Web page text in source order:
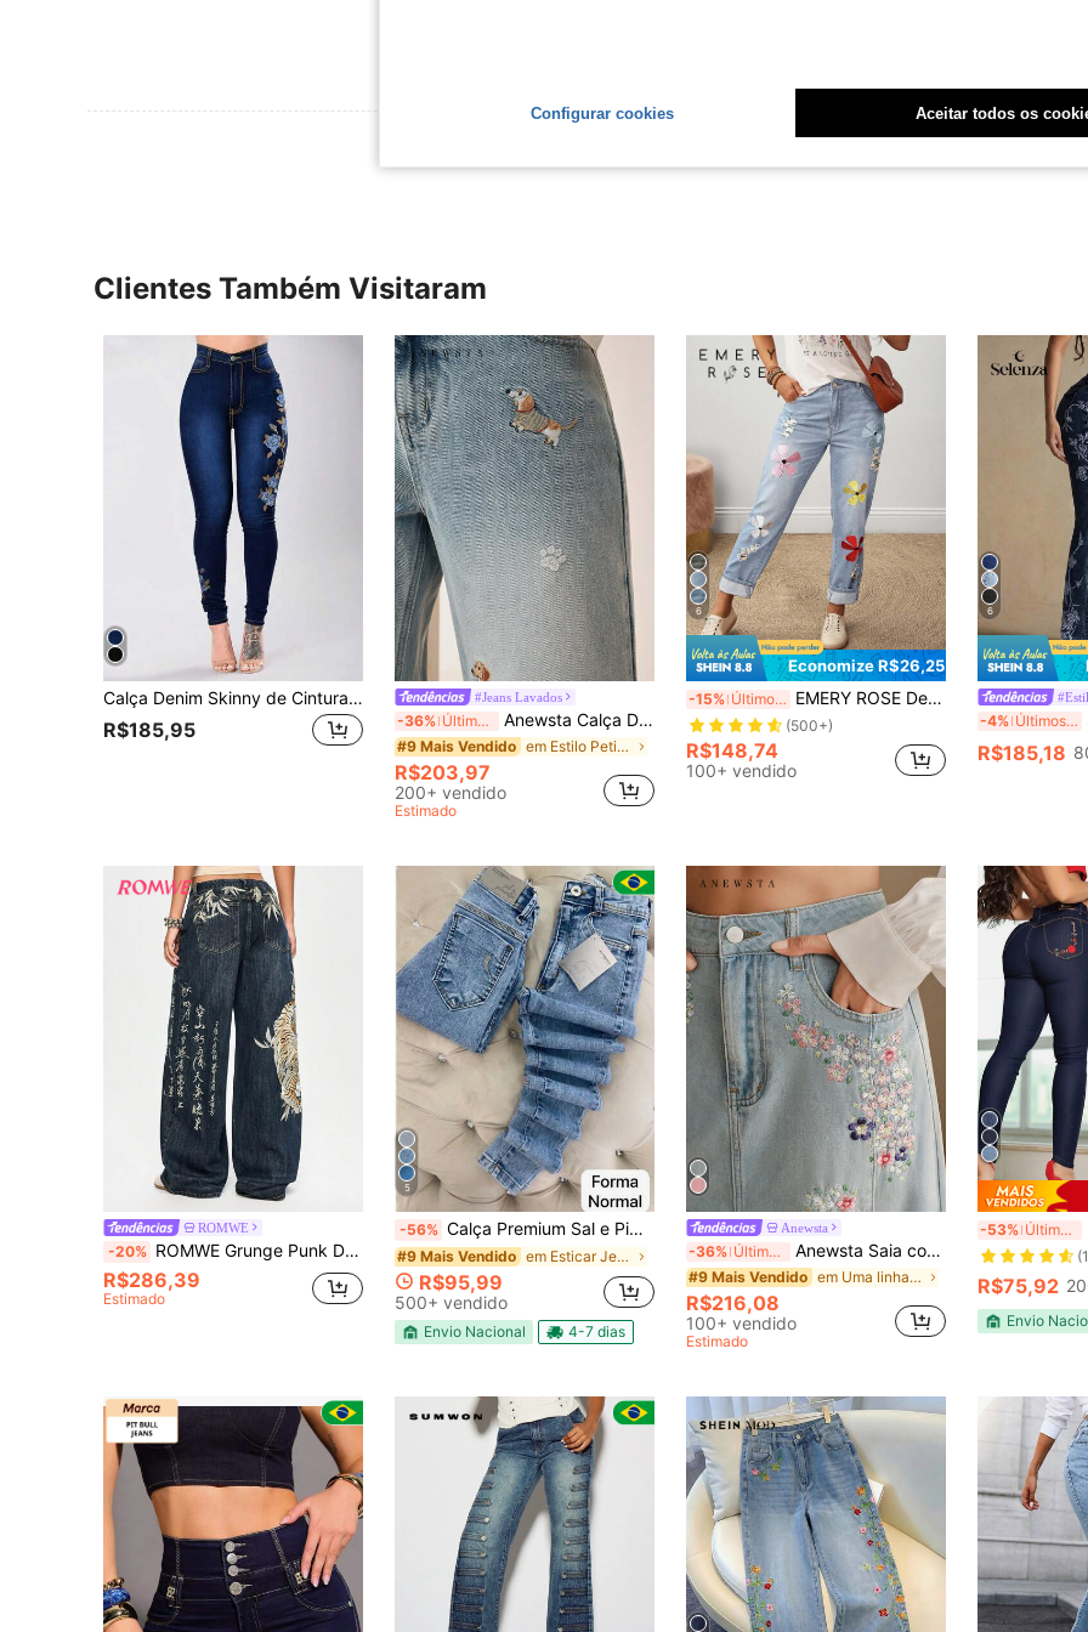
Clientes Também Visitaram
Calça Denim Skinny de Cintura Alta com Botões Bordados para Mulheres - Ajuste Slim Elegante, Adequada para Uso Diário - Roupas Casuais de Primavera/Verão para Mulheres
R$185,95
#Jeans Lavados
-36% Últimos 3 dias Anewsta Calça Denim Bordada Azul Desbotada para Cães Pequenos
#9 Mais Vendido em Estilo Petite Jeans Feminino
R$203,97
200+ vendido
Estimado
6
Economize R$26,25
-15% Últimos 3 dias EMERY ROSE Denim casuais de verão com bolso bordado floral para mulheres
(500+)
R$148,74
100+ vendido
6
-4% Últimos 3 dias
R$185,18
ROMWE
-20% ROMWE Grunge Punk Denim Soltos de Perna Larga com Bordado Unissex de Estilo de Rua Retrô de Tigre e Bambu Chinês
R$286,39
Estimado
5
-56% Calça Premium Sal e Pimenta - Pimenta Original Bordada Levanta Bumbum Com Elastano Coladinha
#9 Mais Vendido em Esticar Jeans Feminino
R$95,99
500+ vendido
Envio Nacional 4-7 dias
Anewsta
-36% Últimos 3 dias Anewsta Saia com Fenda de Design Emagrecedor com Bordado Pesado, Nova Moda de Verão para Mulheres
#9 Mais Vendido em Uma linha Jeans Feminino
R$216,08
100+ vendido
Estimado
-53% Últimos 3 dias
R$75,92
Envio
Configurar cookies Aceitar todos os